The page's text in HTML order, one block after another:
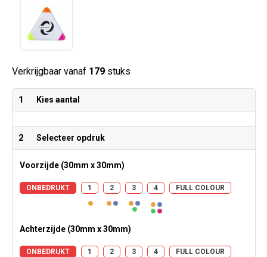
Verkrijgbaar vanaf 179stuks
1 Kies aantal
2 Selecteer opdruk
Voorzijde (30mm x 30mm)
ONBEDRUKT 1 2 3 4 FULL COLOUR
Achterzijde (30mm x 30mm)
ONBEDRUKT 1 2 3 4 FULL COLOUR